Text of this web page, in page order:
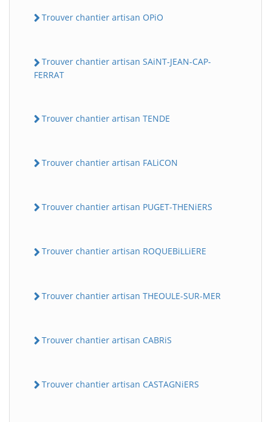
Trouver chantier artisan OPiO
Trouver chantier artisan SAiNT-JEAN-CAP-
FERRAT
Trouver chantier artisan TENDE
Trouver chantier artisan FALiCON
Trouver chantier artisan PUGET-THENiERS
Trouver chantier artisan ROQUEBiLLiERE
Trouver chantier artisan THEOULE-SUR-MER
Trouver chantier artisan CABRiS
Trouver chantier artisan CASTAGNiERS